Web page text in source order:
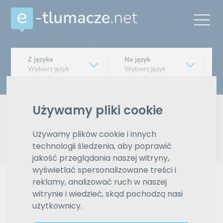
Używamy pliki cookie
Używamy plików cookie i innych
technologii śledzenia, aby poprawić
jakość przeglądania naszej witryny,
wyświetlać spersonalizowane treści i
reklamy, analizować ruch w naszej
witrynie i wiedzieć, skąd pochodzą nasi
użytkownicy.
Z języka
Wybierz język
Na język
Wybierz język
Pisemne czy ustne
Znajdź tłumacza
Wyszukiwanie zaawansowane
Reklama